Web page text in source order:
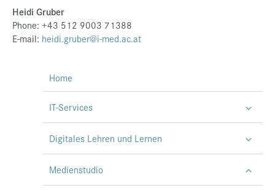
Heidi Gruber
Phone: +43 512 9003 71388
E-mail: heidi.gruber@i-med.ac.at
Home
IT-Services
Digitales Lehren und Lernen
Medienstudio